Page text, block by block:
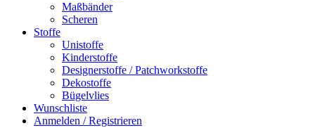
Maßbänder
Scheren
Stoffe
Unistoffe
Kinderstoffe
Designerstoffe / Patchworkstoffe
Dekostoffe
Bügelvlies
Wunschliste
Anmelden / Registrieren